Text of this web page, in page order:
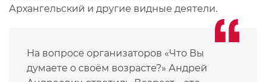
Архангельский и другие видные деятели.
На вопросе организаторов «Что Вы
думаете о своём возрасте?» Андрей